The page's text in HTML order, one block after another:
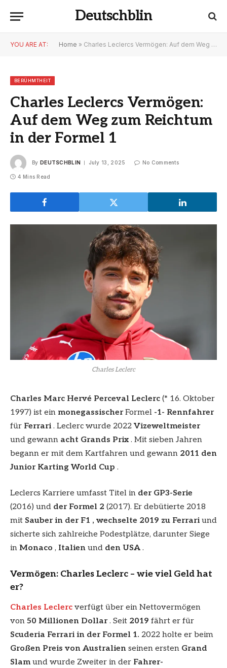
Deutschblin
YOU ARE AT: Home » Charles Leclercs Vermögen: Auf dem Weg zum Reichtum in der Formel 1
BERÜHMTHEIT
Charles Leclercs Vermögen:
Auf dem Weg zum Reichtum
in der Formel 1
By DEUTSCHBLIN July 13, 2025 No Comments
4 Mins Read
Charles Leclerc
Charles Marc Hervé Perceval Leclerc (* 16. Oktober
1997) ist ein monegassischerFormel -1- Rennfahrer
für Ferrari . Leclerc wurde 2022 Vizeweltmeister
und gewann acht Grands Prix . Mit sieben Jahren
begann er mit dem Kartfahren und gewann 2011 den
Junior Karting World Cup .
Leclercs Karriere umfasst Titel in der GP3-Serie
(2016) und der Formel 2 (2017). Er debütierte 2018
mit Sauber in der F1 , wechselte 2019 zu Ferrari und
sicherte sich zahlreiche Podestplätze, darunter Siege
in Monaco , Italien und den USA .
Vermögen: Charles Leclerc – wie viel Geld hat
er?
Charles Leclerc verfügt über ein Nettovermögen
von 50 Millionen Dollar. Seit 2019 fährt er für
Scuderia Ferrari in der Formel 1. 2022 holte er beim
Großen Preis von Australien seinen ersten Grand
Slamund wurde Zweiter in der Fahrer-